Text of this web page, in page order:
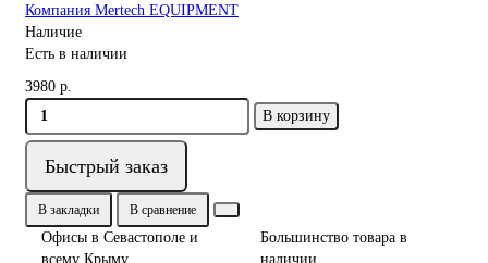
Компания Mertech EQUIPMENT
Наличие
Есть в наличии
3980 р.
В корзину
Быстрый заказ
В закладки В сравнение
Офисы в Севастополе и
всему Крыму
Большинство товара в
наличии